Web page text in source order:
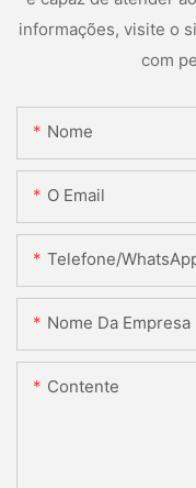
informações, visite o
com
Nome
O Email
Telefone/
Nome Da Empresa
Contente